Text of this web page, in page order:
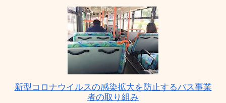
新型コロナウイルスの感染拡大を防止するバス事業
者の取り組み